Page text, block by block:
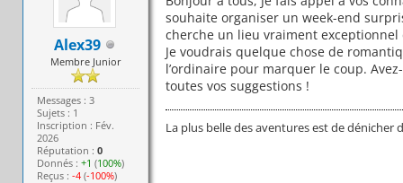
Alex39
Membre Junior
Messages : 3
Sujets : 1
Inscription : Fév.
2026
Réputation :0
Donnés :+1 (100%)
Reçus :-4 (-100%)
souhaite organiser un week-end
cherche un lieu vraiment
Je voudrais quelque chose de
l’ordinaire pour marquer le coup.
toutes vos suggestions !
La plus belle des aventures est de dénicher